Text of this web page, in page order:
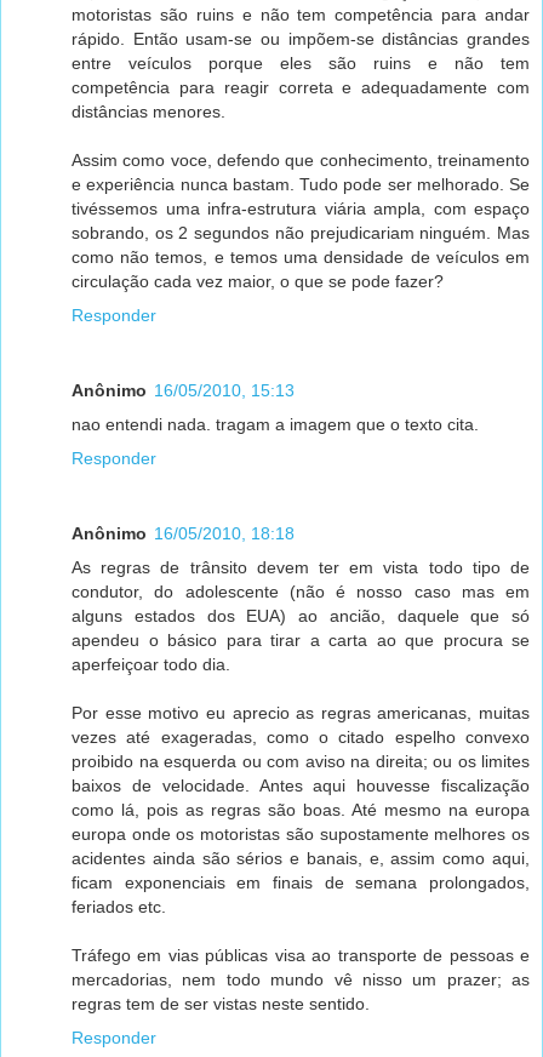
motoristas são ruins e não tem competência para andar
rápido. Então usam-se ou impõem-se distâncias grandes
entre veículos porque eles são ruins e não tem
competência para reagir correta e adequadamente com
distâncias menores.
Assim como voce, defendo que conhecimento, treinamento
e experiência nunca bastam. Tudo pode ser melhorado. Se
tivéssemos uma infra-estrutura viária ampla, com espaço
sobrando, os 2 segundos não prejudicariam ninguém. Mas
como não temos, e temos uma densidade de veículos em
circulação cada vez maior, o que se pode fazer?
Responder
Anônimo 16/05/2010, 15:13
nao entendi nada. tragam a imagem que o texto cita.
Responder
Anônimo 16/05/2010, 18:18
As regras de trânsito devem ter em vista todo tipo de
condutor, do adolescente (não é nosso caso mas em
alguns estados dos EUA) ao ancião, daquele que só
apendeu o básico para tirar a carta ao que procura se
aperfeiçoar todo dia.
Por esse motivo eu aprecio as regras americanas, muitas
vezes até exageradas, como o citado espelho convexo
proibido na esquerda ou com aviso na direita; ou os limites
baixos de velocidade. Antes aqui houvesse fiscalização
como lá, pois as regras são boas. Até mesmo na europa
europa onde os motoristas são supostamente melhores os
acidentes ainda são sérios e banais, e, assim como aqui,
ficam exponenciais em finais de semana prolongados,
feriados etc.
Tráfego em vias públicas visa ao transporte de pessoas e
mercadorias, nem todo mundo vê nisso um prazer; as
regras tem de ser vistas neste sentido.
Responder